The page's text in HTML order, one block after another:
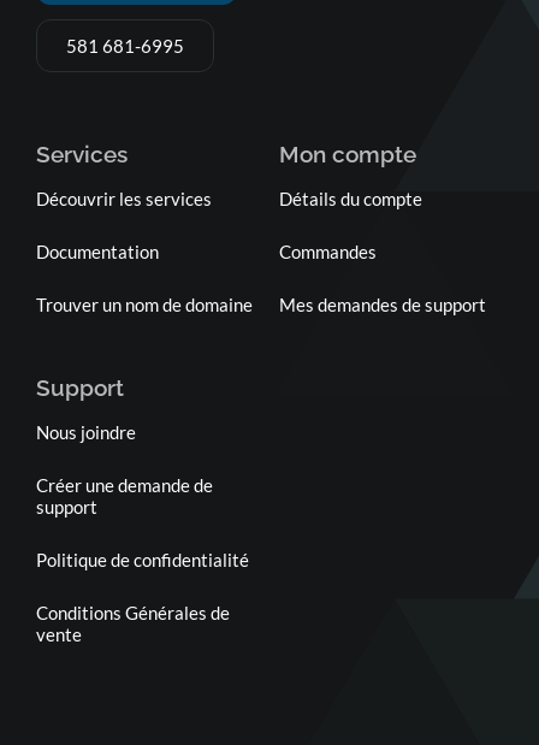
581 681-6995
Services
Découvrir les services
Documentation
Trouver un nom de domaine
Mon compte
Détails du compte
Commandes
Mes demandes de support
Support
Nous joindre
Créer une demande de
support
Politique de confidentialité
Conditions Générales de
vente